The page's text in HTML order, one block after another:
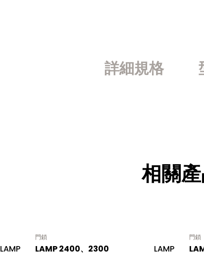
詳細規格
相關
LAMP
門鎖
LAMP 2400、2300 LAMP
門鎖